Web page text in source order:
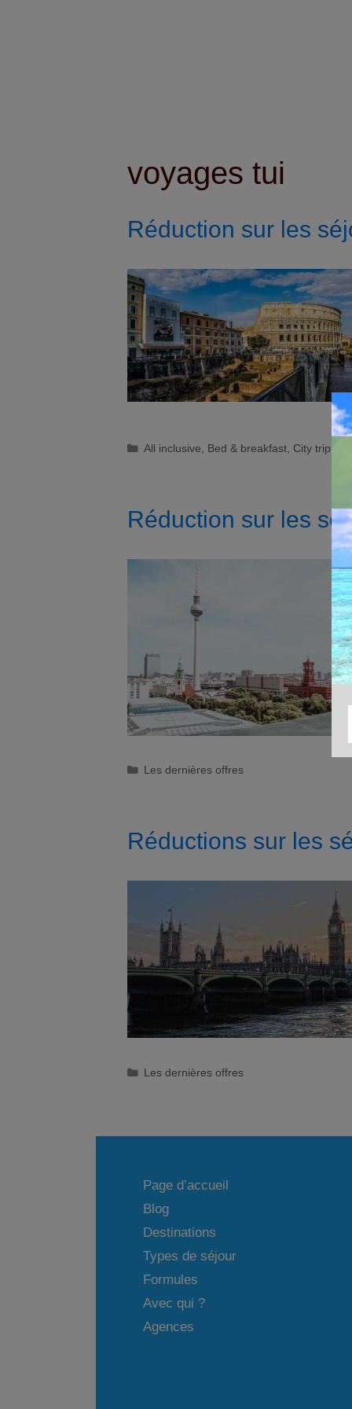
voyages tui
Réduction sur les
Catégories
All inclusive, Bed & breakfast, City trip
Réduction sur les
Catégories
Les dernières offres
Réductions sur les
Catégories
Les dernières offres
Page d’accueil
Blog
Destinations
Types de séjour
Formules
Avec qui ?
Agences